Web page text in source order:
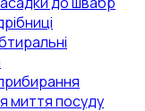
миття посуду